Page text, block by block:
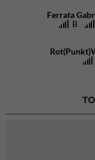
Ferrata
B